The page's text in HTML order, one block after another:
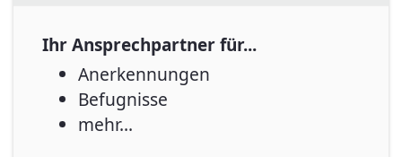
Ihr Ansprechpartner für...
Anerkennungen
Befugnisse
mehr...